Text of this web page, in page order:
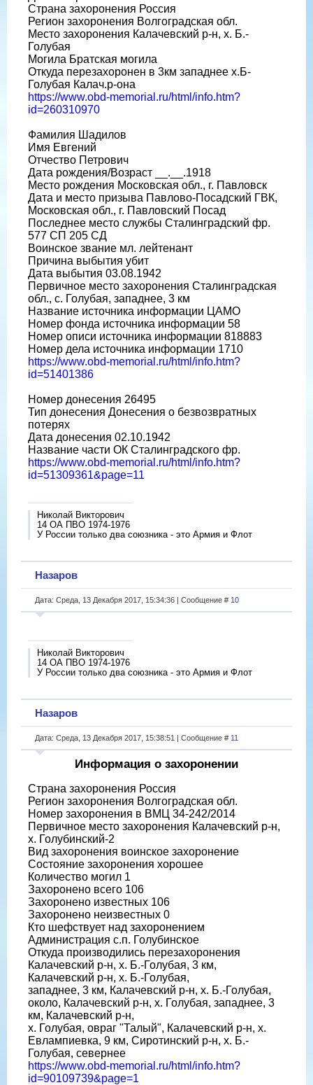
Страна захоронения Россия
Регион захоронения Волгоградская обл.
Место захоронения Калачевский р-н, х. Б.-
Голубая
Могила Братская могила
Откуда перезахоронен в 3км западнее х.Б-
Голубая Калач.р-она
https://www.obd-memorial.ru/html/info.htm?
id=260310970
Фамилия Шадилов
Имя Евгений
Отчество Петрович
Дата рождения/Возраст __.__.1918
Место рождения Московская обл., г. Павловск
Дата и место призыва Павлово-Посадский ГВК,
Московская обл., г. Павловский Посад
Последнее место службы Сталинградский фр.
577 СП 205 СД
Воинское звание мл. лейтенант
Причина выбытия убит
Дата выбытия 03.08.1942
Первичное место захоронения Сталинградская
обл., с. Голубая, западнее, 3 км
Название источника информации ЦАМО
Номер фонда источника информации 58
Номер описи источника информации 818883
Номер дела источника информации 1710
https://www.obd-memorial.ru/html/info.htm?
id=51401386
Номер донесения 26495
Тип донесения Донесения о безвозвратных
потерях
Дата донесения 02.10.1942
Название части ОК Сталинградского фр.
https://www.obd-memorial.ru/html/info.htm?
id=51309361&page=11
Николай Викторович
14 ОА ПВО 1974-1976
У России только два союзника - это Армия и Флот
Назаров
Дата: Среда, 13 Декабря 2017, 15:34:36 | Сообщение # 10
Николай Викторович
14 ОА ПВО 1974-1976
У России только два союзника - это Армия и Флот
Назаров
Дата: Среда, 13 Декабря 2017, 15:38:51 | Сообщение # 11
Информация о захоронении
Страна захоронения Россия
Регион захоронения Волгоградская обл.
Номер захоронения в ВМЦ 34-242/2014
Первичное место захоронения Калачевский р-н,
х. Голубинский-2
Вид захоронения воинское захоронение
Состояние захоронения хорошее
Количество могил 1
Захоронено всего 106
Захоронено известных 106
Захоронено неизвестных 0
Кто шефствует над захоронением
Администрация с.п. Голубинское
Откуда производились перезахоронения
Калачевский р-н, х. Б.-Голубая, 3 км,
Калачевский р-н, х. Б.-Голубая,
западнее, 3 км, Калачевский р-н, х. Б.-Голубая,
около, Калачевский р-н, х. Голубая, западнее, 3
км, Калачевский р-н,
х. Голубая, овраг "Талый", Калачевский р-н, х.
Евлампиевка, 9 км, Сиротинский р-н, х. Б.-
Голубая, севернее
https://www.obd-memorial.ru/html/info.htm?
id=90109739&page=1